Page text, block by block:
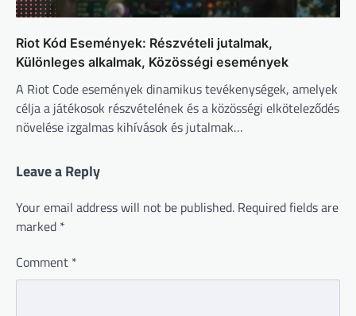
Riot Kód Események: Részvételi jutalmak,
Különleges alkalmak, Közösségi események
A Riot Code események dinamikus tevékenységek, amelyek
célja a játékosok részvételének és a közösségi elköteleződés
növelése izgalmas kihívások és jutalmak…
Leave a Reply
Your email address will not be published. Required fields are
marked *
Comment *